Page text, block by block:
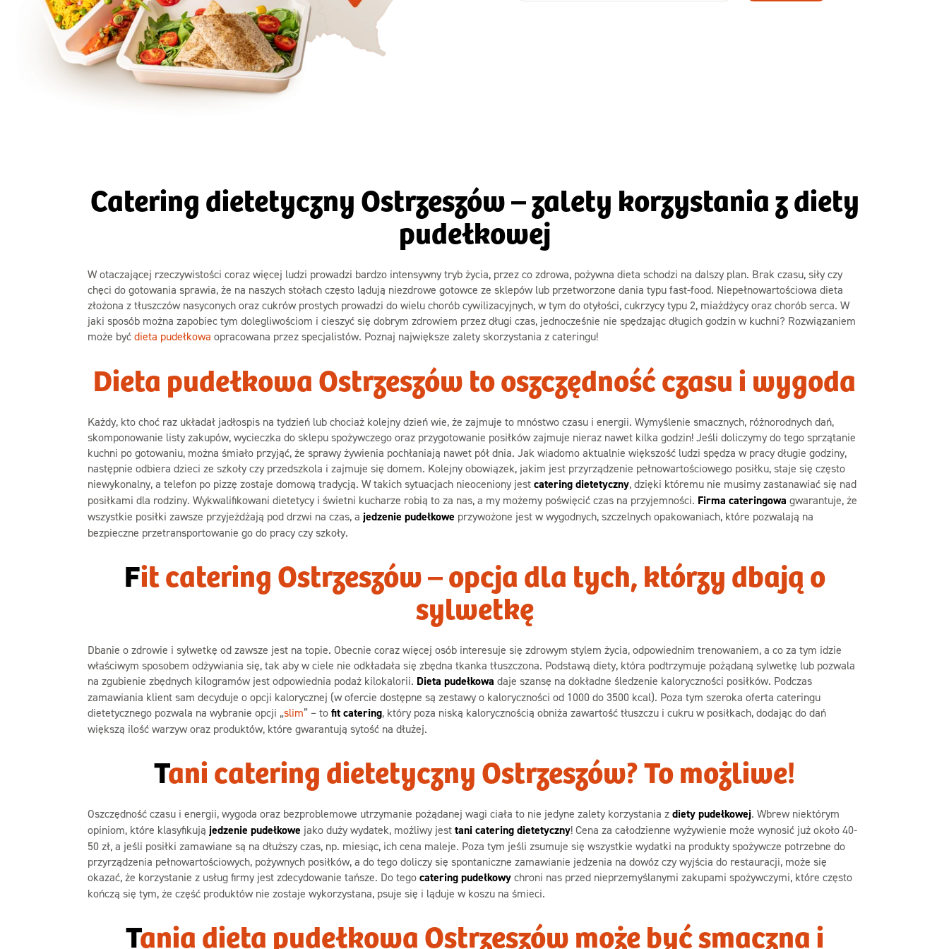
Zamów dietę!
Catering dietetyczny Ostrzeszów – zalety korzystania z diety
pudełkowej
W otaczającej rzeczywistości coraz więcej ludzi prowadzi bardzo intensywny tryb życia, przez co zdrowa, pożywna dieta schodzi na dalszy plan. Brak czasu, siły czy
chęci do gotowania sprawia, że na naszych stołach często lądują niezdrowe gotowce ze sklepów lub przetworzone dania typu fast-food. Niepełnowartościowa dieta
złożona z tłuszczów nasyconych oraz cukrów prostych prowadzi do wielu chorób cywilizacyjnych, w tym do otyłości, cukrzycy typu 2, miażdżycy oraz chorób serca. W
jaki sposób można zapobiec tym dolegliwościom i cieszyć się dobrym zdrowiem przez długi czas, jednocześnie nie spędzając długich godzin w kuchni? Rozwiązaniem
może być dieta pudełkowa opracowana przez specjalistów. Poznaj największe zalety skorzystania z cateringu!
Dieta pudełkowa Ostrzeszów to oszczędność czasu i wygoda
Każdy, kto choć raz układał jadłospis na tydzień lub chociaż kolejny dzień wie, że zajmuje to mnóstwo czasu i energii. Wymyślenie smacznych, różnorodnych dań,
skomponowanie listy zakupów, wycieczka do sklepu spożywczego oraz przygotowanie posiłków zajmuje nieraz nawet kilka godzin! Jeśli doliczymy do tego sprzątanie
kuchni po gotowaniu, można śmiało przyjąć, że sprawy żywienia pochłaniają nawet pół dnia. Jak wiadomo aktualnie większość ludzi spędza w pracy długie godziny,
następnie odbiera dzieci ze szkoły czy przedszkola i zajmuje się domem. Kolejny obowiązek, jakim jest przyrządzenie pełnowartościowego posiłku, staje się często
niewykonalny, a telefon po pizzę zostaje domową tradycją. W takich sytuacjach nieoceniony jest catering dietetyczny, dzięki któremu nie musimy zastanawiać się nad
posiłkami dla rodziny. Wykwalifikowani dietetycy i świetni kucharze robią to za nas, a my możemy poświęcić czas na przyjemności. Firma cateringowa gwarantuje, że
wszystkie posiłki zawsze przyjeżdżają pod drzwi na czas, a jedzenie pudełkowe przywożone jest w wygodnych, szczelnych opakowaniach, które pozwalają na
bezpieczne przetransportowanie go do pracy czy szkoły.
Fit catering Ostrzeszów – opcja dla tych, którzy dbają o
sylwetkę
Dbanie o zdrowie i sylwetkę od zawsze jest na topie. Obecnie coraz więcej osób interesuje się zdrowym stylem życia, odpowiednim trenowaniem, a co za tym idzie
właściwym sposobem odżywiania się, tak aby w ciele nie odkładała się zbędna tkanka tłuszczona. Podstawą diety, która podtrzymuje pożądaną sylwetkę lub pozwala
na zgubienie zbędnych kilogramów jest odpowiednia podaż kilokalorii. Dieta pudełkowa daje szansę na dokładne śledzenie kaloryczności posiłków. Podczas
zamawiania klient sam decyduje o opcji kalorycznej (w ofercie dostępne są zestawy o kaloryczności od 1000 do 3500 kcal). Poza tym szeroka oferta cateringu
dietetycznego pozwala na wybranie opcji „slim” – to fit catering, który poza niską kalorycznością obniża zawartość tłuszczu i cukru w posiłkach, dodając do dań
większą ilość warzyw oraz produktów, które gwarantują sytość na dłużej.
Tani catering dietetyczny Ostrzeszów? To możliwe!
Oszczędność czasu i energii, wygoda oraz bezproblemowe utrzymanie pożądanej wagi ciała to nie jedyne zalety korzystania z diety pudełkowej. Wbrew niektórym
opiniom, które klasyfikują jedzenie pudełkowe jako duży wydatek, możliwy jest tani catering dietetyczny! Cena za całodzienne wyżywienie może wynosić już około 40-
50 zł, a jeśli posiłki zamawiane są na dłuższy czas, np. miesiąc, ich cena maleje. Poza tym jeśli zsumuje się wszystkie wydatki na produkty spożywcze potrzebne do
przyrządzenia pełnowartościowych, pożywnych posiłków, a do tego doliczy się spontaniczne zamawianie jedzenia na dowóz czy wyjścia do restauracji, może się
okazać, że korzystanie z usług firmy jest zdecydowanie tańsze. Do tego catering pudełkowy chroni nas przed nieprzemyślanymi zakupami spożywczymi, które często
kończą się tym, że część produktów nie zostaje wykorzystana, psuje się i ląduje w koszu na śmieci.
Tania dieta pudełkowa Ostrzeszów może być smaczna i